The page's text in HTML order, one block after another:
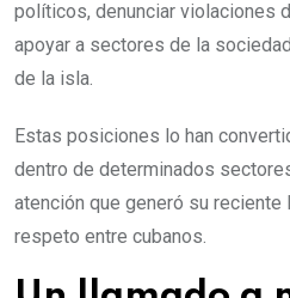
políticos, denunciar violaciones
apoyar a sectores de la
de la isla.
Estas posiciones lo han
dentro de determinados
atención que generó su reciente
respeto entre cubanos.